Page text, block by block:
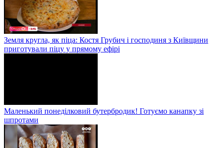
Земля кругла, як піца: Костя Грубич і господиня з Київщини
приготували піцу у прямому ефірі
Маленький понеділковий бутербродик! Готуємо канапку зі
шпротами